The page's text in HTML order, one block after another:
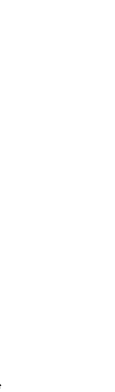
Claire